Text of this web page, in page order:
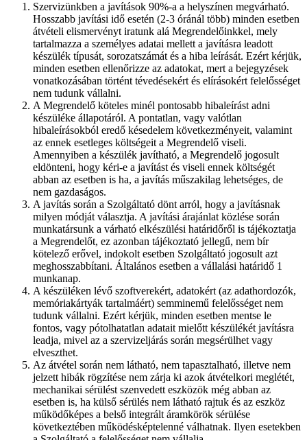
Szervizünkben a javítások 90%-a a helyszínen megvárható.
Hosszabb javítási idő esetén (2-3 óránál több) minden esetben
átvételi elismervényt iratunk alá Megrendelőinkkel, mely
tartalmazza a személyes adatai mellett a javításra leadott
készülék típusát, sorozatszámát és a hiba leírását. Ezért kérjük,
minden esetben ellenőrizze az adatokat, mert a bejegyzések
vonatkozásában történt tévedésekért és elírásokért felelősséget
nem tudunk vállalni.
A Megrendelő köteles minél pontosabb hibaleírást adni
készüléke állapotáról. A pontatlan, vagy valótlan
hibaleírásokból eredő késedelem következményeit, valamint
az ennek esetleges költségeit a Megrendelő viseli.
Amennyiben a készülék javítható, a Megrendelő jogosult
eldönteni, hogy kéri-e a javítást és viseli ennek költségét
abban az esetben is ha, a javítás műszakilag lehetséges, de
nem gazdaságos.
A javítás során a Szolgáltató dönt arról, hogy a javításnak
milyen módját választja. A javítási árajánlat közlése során
munkatársunk a várható elkészülési határidőről is tájékoztatja
a Megrendelőt, ez azonban tájékoztató jellegű, nem bír
kötelező erővel, indokolt esetben Szolgáltató jogosult azt
meghosszabbítani. Általános esetben a vállalási határidő 1
munkanap.
A készüléken lévő szoftverekért, adatokért (az adathordozók,
memóriakártyák tartalmáért) semminemű felelősséget nem
tudunk vállalni. Ezért kérjük, minden esetben mentse le
fontos, vagy pótolhatatlan adatait mielőtt készülékét javításra
leadja, mivel az a szervizeljárás során megsérülhet vagy
elveszthet.
Az átvétel során nem látható, nem tapasztalható, illetve nem
jelzett hibák rögzítése nem zárja ki azok átvételkori meglétét,
mechanikai sérülést szenvedett eszközök még abban az
esetben is, ha külső sérülés nem látható rajtuk és az eszköz
működőképes a belső integrált áramkörök sérülése
következtében működésképtelenné válhatnak. Ilyen esetekben